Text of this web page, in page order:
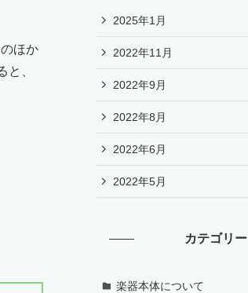
ほか
、
2025年1月
2022年11月
2022年9月
2022年8月
2022年6月
2022年5月
カテゴリー
楽器本体について